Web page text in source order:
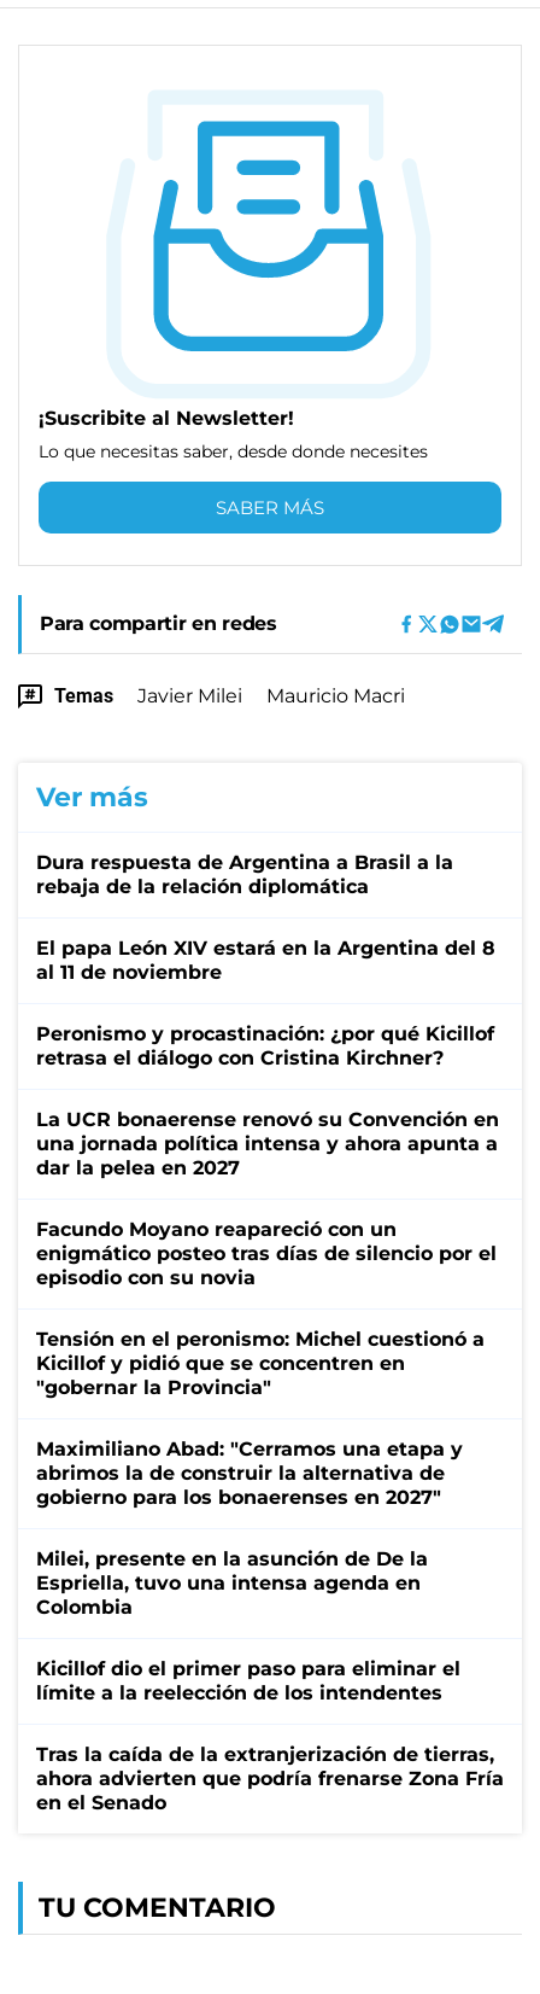
¡Suscribite al Newsletter!
Lo que necesitas saber, desde donde necesites
SABER MÁS
Para compartir en redes
Temas Javier Milei Mauricio Macri
Ver más
Dura respuesta de Argentina a Brasil a la
rebaja de la relación diplomática
El papa León XIV estará en la Argentina del 8
al 11 de noviembre
Peronismo y procastinación: ¿por qué Kicillof
retrasa el diálogo con Cristina Kirchner?
La UCR bonaerense renovó su Convención en
una jornada política intensa y ahora apunta a
dar la pelea en 2027
Facundo Moyano reapareció con un
enigmático posteo tras días de silencio por el
episodio con su novia
Tensión en el peronismo: Michel cuestionó a
Kicillof y pidió que se concentren en
"gobernar la Provincia"
Maximiliano Abad: "Cerramos una etapa y
abrimos la de construir la alternativa de
gobierno para los bonaerenses en 2027"
Milei, presente en la asunción de De la
Espriella, tuvo una intensa agenda en
Colombia
Kicillof dio el primer paso para eliminar el
límite a la reelección de los intendentes
Tras la caída de la extranjerización de tierras,
ahora advierten que podría frenarse Zona Fría
en el Senado
TU COMENTARIO